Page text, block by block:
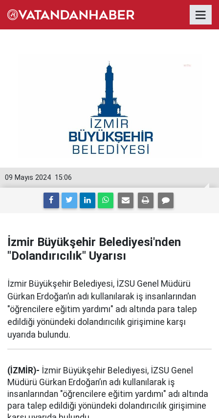
15:06
09 Mayıs 2024
İzmir Büyükşehir Belediyesi'nden
"Dolandırıcılık" Uyarısı
İzmir Büyükşehir Belediyesi, İZSU Genel Müdürü
Gürkan Erdoğan’ın adı kullanılarak iş insanlarından
"öğrencilere eğitim yardımı" adı altında para talep
edildiği yönündeki dolandırıcılık girişimine karşı
uyarıda bulundu.
(İZMİR)- İzmir Büyükşehir Belediyesi, İZSU Genel
Müdürü Gürkan Erdoğan’ın adı kullanılarak iş
insanlarından "öğrencilere eğitim yardımı" adı altında
para talep edildiği yönündeki dolandırıcılık girişimine